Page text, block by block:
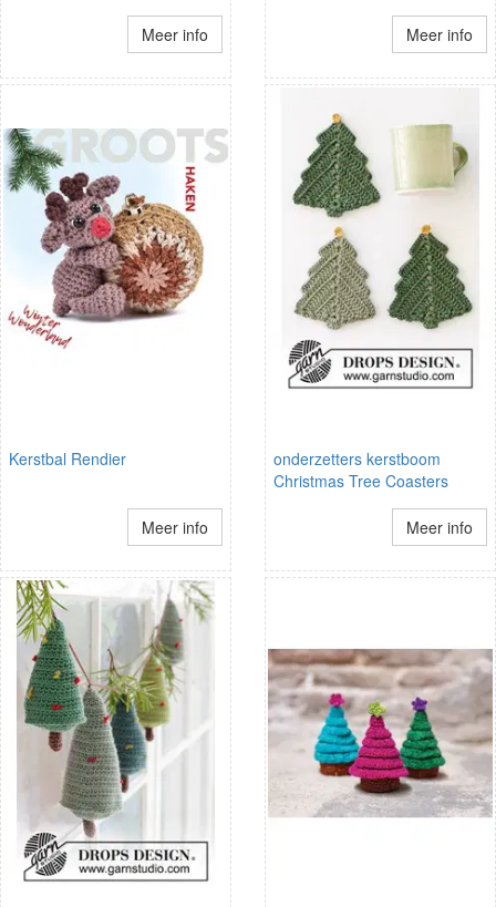
Meer info Meer info
Kerstbal Rendier
Meer info
onderzetters kerstboom
Christmas Tree Coasters
Meer info